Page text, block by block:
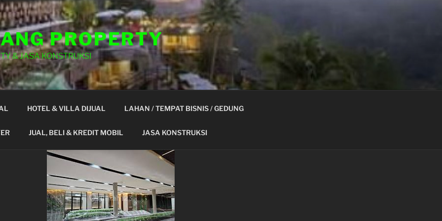
PROPERTY
& JASA KONSTRUKSI
HOTEL & VILLA DIJUAL LAHAN / TEMPAT BISNIS / GEDUNG
JUAL, BELI & KREDIT MOBIL JASA KONSTRUKSI